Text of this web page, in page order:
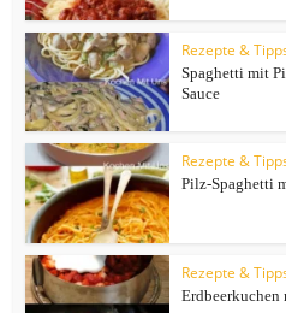
Rezepte &
Spaghetti mit
Sauce
Rezepte &
Pilz-Spaghetti
Rezepte &
Erdbeerkuchen